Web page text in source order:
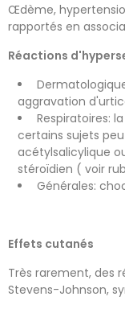
Œdème,
rapportés en
Réactions
aggravation
Respiratoires:
certains sujets
acétylsalicylique
stéroïdien ( voir
Générales:
Effets cutanés
Très rarement, des
Stevens-Johnson,